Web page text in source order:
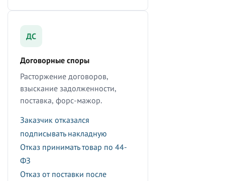
ДС
Договорные споры
Расторжение договоров,
взыскание задолженности,
поставка, форс-мажор.
Заказчик отказался
подписывать накладную
Отказ принимать товар по 44-
ФЗ
Отказ от поставки после